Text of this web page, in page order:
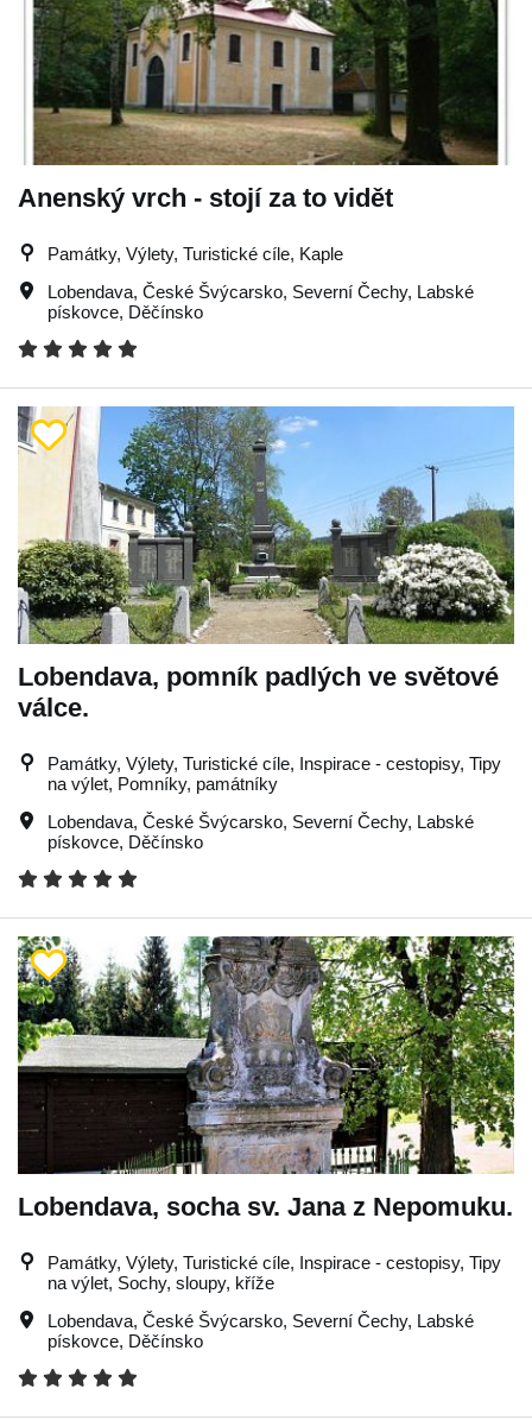
Anenský vrch - stojí za to vidět
Památky, Výlety, Turistické cíle, Kaple
Lobendava, České Švýcarsko, Severní Čechy, Labské
pískovce, Děčínsko
Lobendava, pomník padlých ve světové
válce.
Památky, Výlety, Turistické cíle, Inspirace - cestopisy, Tipy
na výlet, Pomníky, památníky
Lobendava, České Švýcarsko, Severní Čechy, Labské
pískovce, Děčínsko
Lobendava, socha sv. Jana z Nepomuku.
Památky, Výlety, Turistické cíle, Inspirace - cestopisy, Tipy
na výlet, Sochy, sloupy, kříže
Lobendava, České Švýcarsko, Severní Čechy, Labské
pískovce, Děčínsko